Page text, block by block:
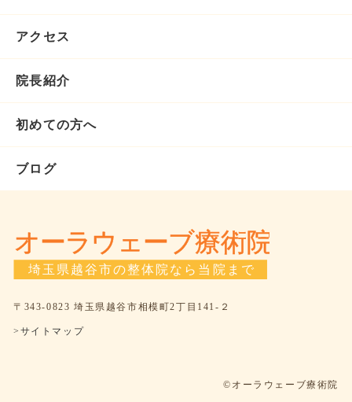
アクセス
院長紹介
初めての方へ
ブログ
〒343-0823 埼玉県越谷市相模町2丁目141-２
>サイトマップ
©オーラウェーブ療術院